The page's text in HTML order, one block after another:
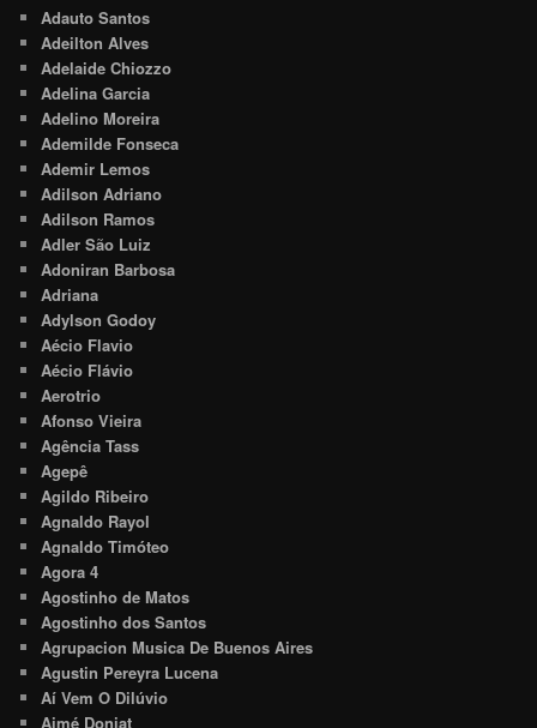
Adauto Santos
Adeilton Alves
Adelaide Chiozzo
Adelina Garcia
Adelino Moreira
Ademilde Fonseca
Ademir Lemos
Adilson Adriano
Adilson Ramos
Adler São Luiz
Adoniran Barbosa
Adriana
Adylson Godoy
Aécio Flavio
Aécio Flávio
Aerotrio
Afonso Vieira
Agência Tass
Agepê
Agildo Ribeiro
Agnaldo Rayol
Agnaldo Timóteo
Agora 4
Agostinho de Matos
Agostinho dos Santos
Agrupacion Musica De Buenos Aires
Agustin Pereyra Lucena
Aí Vem O Dilúvio
Aimé Doniat